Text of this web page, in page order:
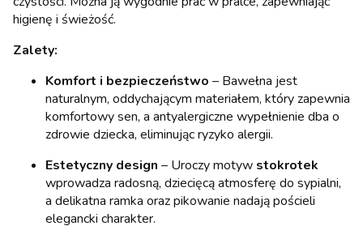
higienę i świeżość.
Zalety:
Komfort i bezpieczeństwo – Bawełna jest
naturalnym, oddychającym materiałem, który zapewnia
komfortowy sen, a antyalergiczne wypełnienie dba o
zdrowie dziecka, eliminując ryzyko alergii.
Estetyczny design – Uroczy motyw stokrotek
wprowadza radosną, dziecięcą atmosferę do sypialni,
a delikatna ramka oraz pikowanie nadają pościeli
elegancki charakter.